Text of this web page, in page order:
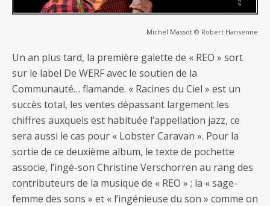
Michel Massot © Robert Hansenne
Un an plus tard, la première galette de « REO » sort
sur le label De WERF avec le soutien de la
Communauté… flamande. « Racines du Ciel » est un
succès total, les ventes dépassant largement les
chiffres auxquels est habituée l’appellation jazz, ce
sera aussi le cas pour « Lobster Caravan ». Pour la
sortie de ce deuxième album, le texte de pochette
associe, l’ingé-son Christine Verschorren au rang des
contributeurs de la musique de « REO » ; la « sage-
femme des sons » et « l’ingénieuse du son » comme on